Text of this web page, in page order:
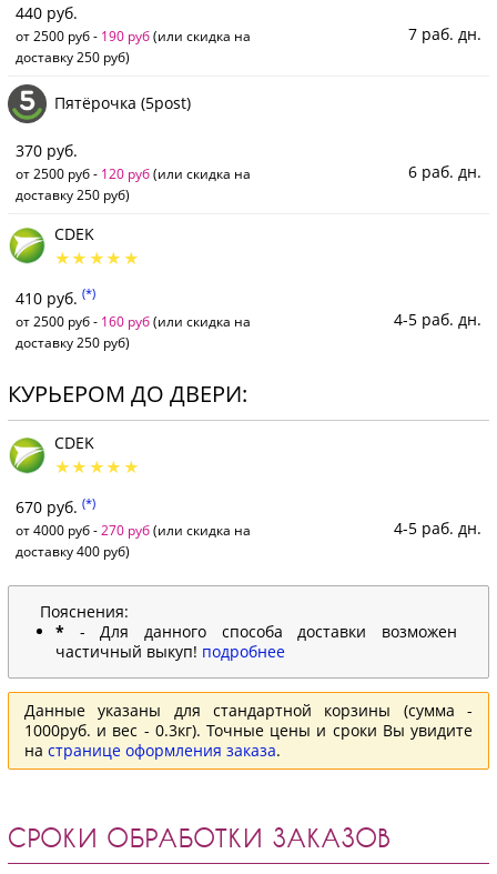
440 руб.
от 2500 руб - 190 руб(или скидка на
доставку 250 руб)
7 раб. дн.
Пятёрочка (5post)
370 руб.
от 2500 руб - 120 руб(или скидка на
доставку 250 руб)
6 раб. дн.
CDEK
410 руб. (*)
от 2500 руб - 160 руб(или скидка на
доставку 250 руб)
4-5 раб. дн.
КУРЬЕРОМ ДО ДВЕРИ:
CDEK
670 руб. (*)
от 4000 руб -270 руб(или скидка на
доставку 400 руб)
4-5 раб. дн.
Пояснения:
* - Для данного способа доставки возможен
частичный выкуп! подробнее
Данные указаны для стандартной корзины (сумма -
1000руб. и вес - 0.3кг). Точные цены и сроки Вы увидите
на странице оформления заказа.
СРОКИ ОБРАБОТКИ ЗАКАЗОВ